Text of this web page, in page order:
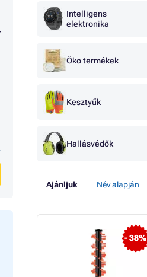
Intelligens
elektronika
Öko termékek
Kesztyűk
Hallásvédők
Ajánljuk Név alapján
- 38%